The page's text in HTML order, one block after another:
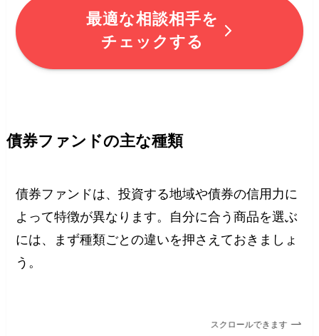
最適な相談相手を
チェックする
債券ファンドの主な種類
債券ファンドは、投資する地域や債券の信用力に
よって特徴が異なります。自分に合う商品を選ぶ
には、まず種類ごとの違いを押さえておきましょ
う。
スクロールできます